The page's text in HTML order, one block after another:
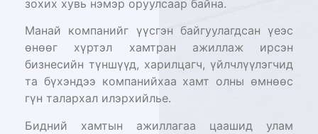
зохих хувь нэмэр оруулсаар байна.
Манай компанийг үүсгэн байгуулагдсан үеэс
өнөөг хүртэл хамтран ажиллаж ирсэн
бизнесийн түншүүд, харилцагч, үйлчлүүлэгчид
та бүхэндээ компанийхаа хамт олны өмнөөс
гүн талархал илэрхийлье.
Бидний хамтын ажиллагаа цаашид улам